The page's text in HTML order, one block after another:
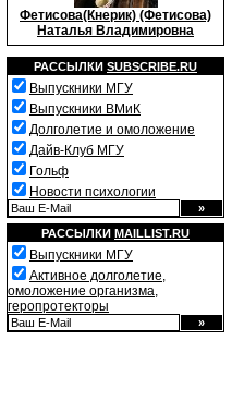
Фетисова(Кнерик) (Фетисова)
Наталья Владимировна
РАССЫЛКИ SUBSCRIBE.RU
Выпускники МГУ
Выпускники ВМиК
Долголетие и омоложение
Дайв-Клуб МГУ
Гольф
Новости психологии
РАССЫЛКИ MAILLIST.RU
Выпускники МГУ
Активное долголетие,
омоложение организма,
геропротекторы